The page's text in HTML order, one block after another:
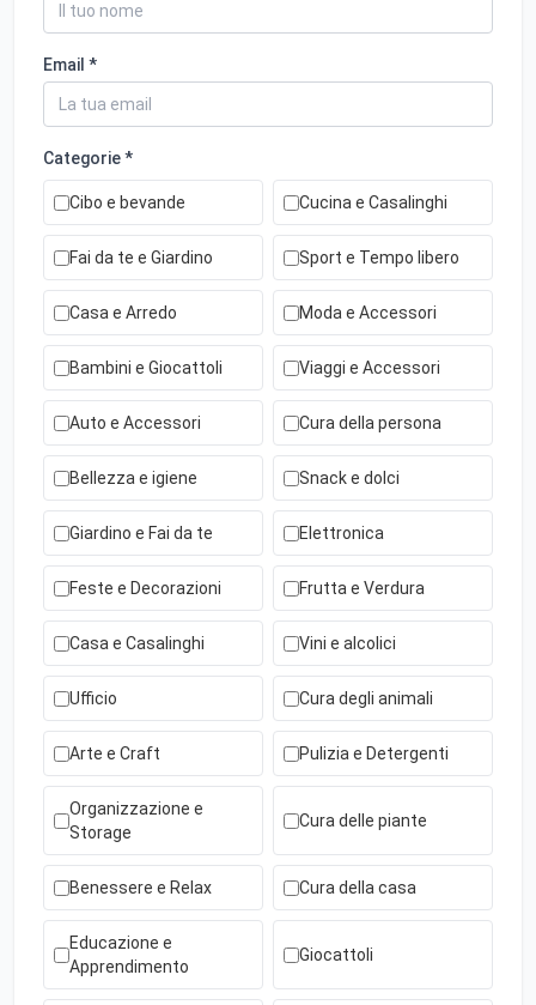
Email *
Categorie *
Cibo e bevande Cucina e Casalinghi
Fai da te e Giardino Sport e Tempo libero
Casa e Arredo Moda e Accessori
Bambini e Giocattoli Viaggi e Accessori
Auto e Accessori Cura della persona
Bellezza e igiene Snack e dolci
Giardino e Fai da te Elettronica
Feste e Decorazioni Frutta e Verdura
Casa e Casalinghi Vini e alcolici
Ufficio Cura degli animali
Arte e Craft Pulizia e Detergenti
Organizzazione e
Storage
Cura delle piante
Benessere e Relax Cura della casa
Educazione e
Apprendimento
Giocattoli